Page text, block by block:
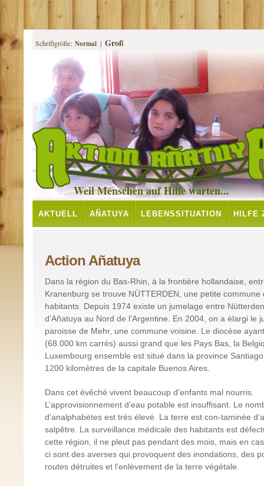
Weil Menschen auf Hilfe warten...
Schriftgröße: Normal | Groß
AKTUELL AÑATUYA LEBENSSITUATION HILFE
Action Añatuya
Dans la région du Bas-Rhin, à la frontière hollandaise,
Kranenburg se trouve NÜTTERDEN, une petite commune
habitants. Depuis 1974 existe un jumelage entre
d’Añatuya au Nord de l’Argentine. En 2004, on a élargi le
paroisse de Mehr, une commune voisine. Le diocèse
(68.000 km carrés) aussi grand que les Pays Bas, la
Luxembourg ensemble est situé dans la province
1200 kilomètres de la capitale Buenos Aires.
Dans cet évêché vivent beaucoup d’enfants mal nourris.
L’approvisionnement d’eau potable est insuffisant. Le
d’analphabètes est très élevé. La terre est con-taminée
salpêtre. La surveillance médicale des habitants est
cette région, il ne pleut pas pendant des mois, mais en
ci sont des averses qui provoquent des inondations, des
routes détruites et l’enlèvement de la terre végétale.